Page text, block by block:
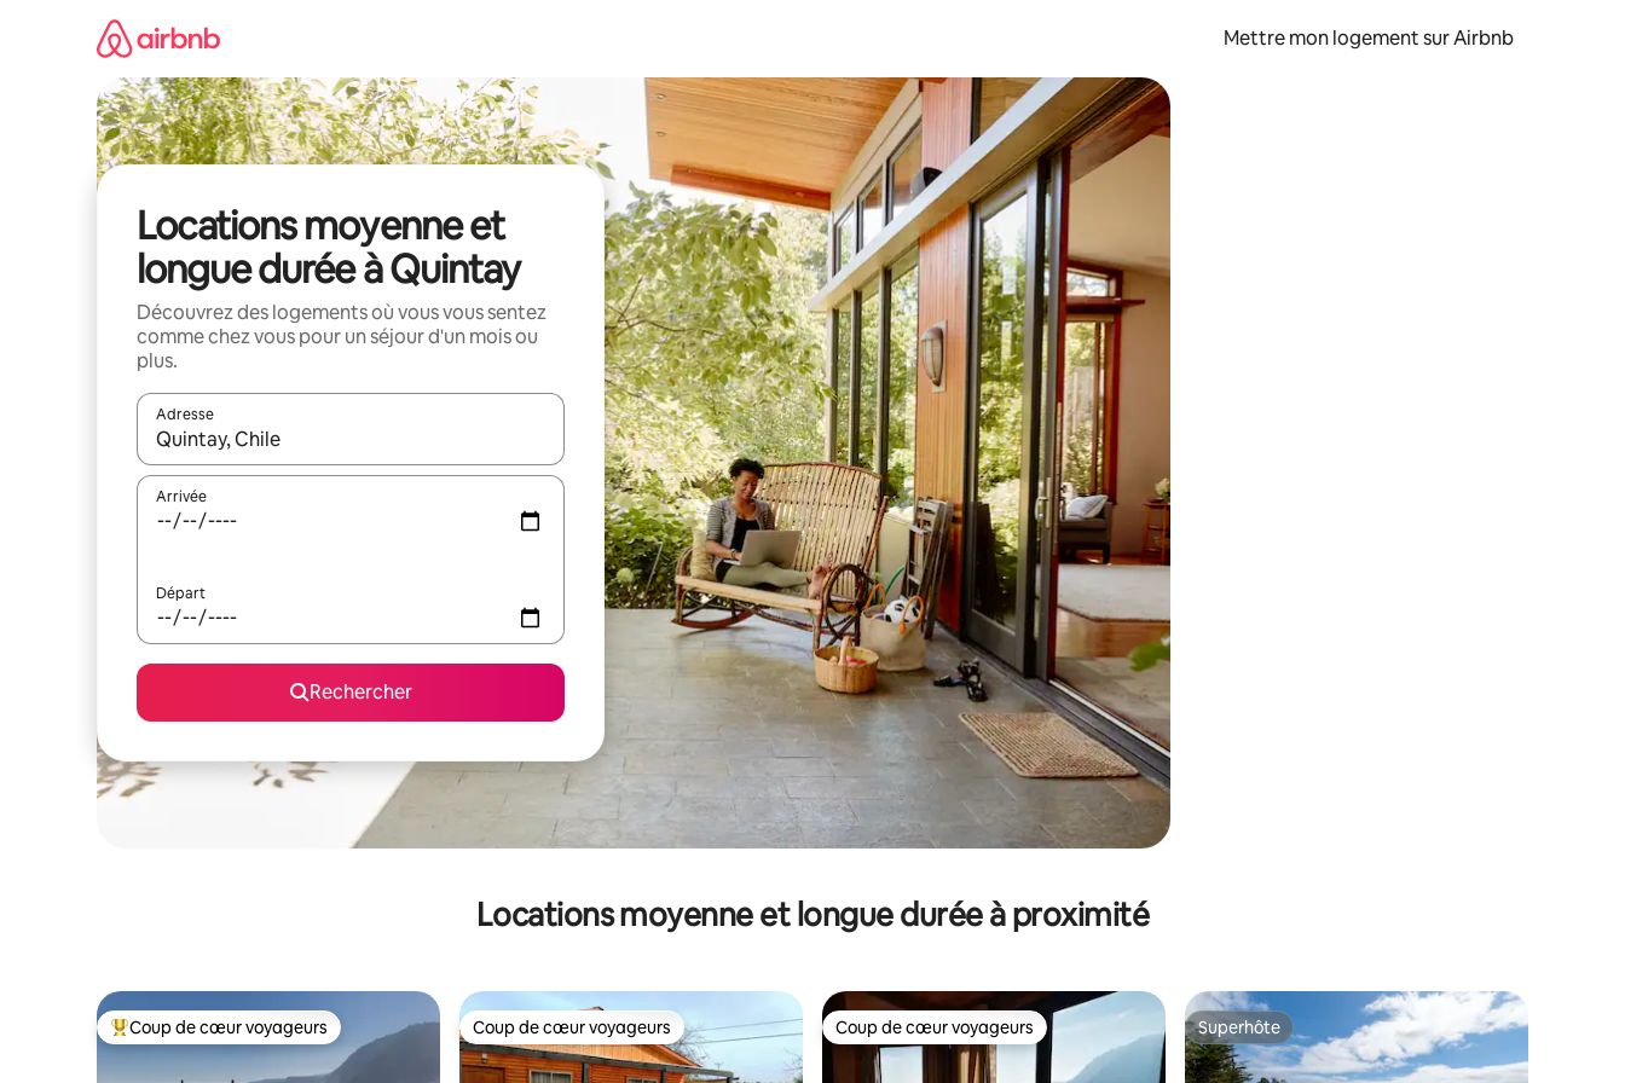
Mettre mon logement sur Airbnb
Locations moyenne et
longue durée à Quintay
Découvrez des logements où vous vous sentez
comme chez vous pour un séjour d'un mois ou
plus.
Adresse
Lorsque les résultats s'affichent, utilisez les flèches vers le haut et vers le bas pour les parcourir ou en appuyant et en faisant glisser.
Arrivée
Départ
Rechercher
Locations moyenne et longue durée à proximité
Coups de cœur voyageurs les plus appréciés
Coup de cœur voyageurs Coup de cœur voyageurs
Coup de cœur voyageurs Coup de cœur voyageurs
Coup de cœur voyageurs Superhôte
Superhôte